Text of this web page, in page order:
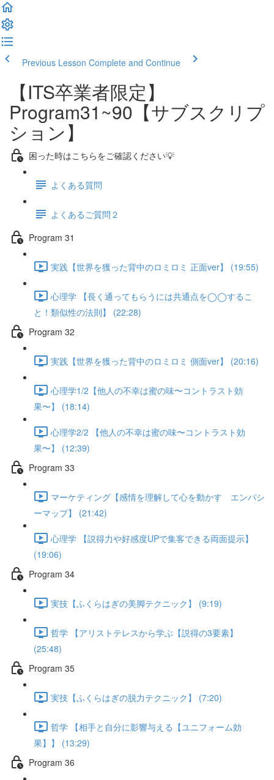
Previous Lesson Complete and Continue
【ITS卒業者限定】
Program31~90【サブスクリプ
ション】
困った時はこちらをご確認ください💡
よくある質問
よくあるご質問２
Program 31
実践【世界を獲った背中のロミロミ 正面ver】 (19:55)
心理学 【長く通ってもらうには共通点を◯◯するこ
と！類似性の法則】 (22:28)
Program 32
実践【世界を獲った背中のロミロミ 側面ver】 (20:16)
心理学1/2【他人の不幸は蜜の味〜コントラスト効
果〜】 (18:14)
心理学2/2 【他人の不幸は蜜の味〜コントラスト効
果〜】 (12:39)
Program 33
マーケティング【感情を理解して心を動かす エンパシ
ーマップ】 (21:42)
心理学 【説得力や好感度UPで集客できる両面提示】
(19:06)
Program 34
実技【ふくらはぎの美脚テクニック】 (9:19)
哲学 【アリストテレスから学ぶ【説得の3要素】
(25:48)
Program 35
実技【ふくらはぎの脱力テクニック】 (7:20)
哲学 【相手と自分に影響与える【ユニフォーム効
果】】 (13:29)
Program 36